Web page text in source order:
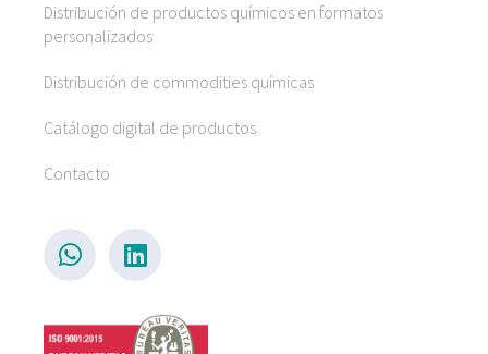
Distribución de productos químicos en formatos
personalizados
Distribución de commodities químicas
Catálogo digital de productos
Contacto